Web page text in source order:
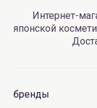
Интернет-
японской
бренды